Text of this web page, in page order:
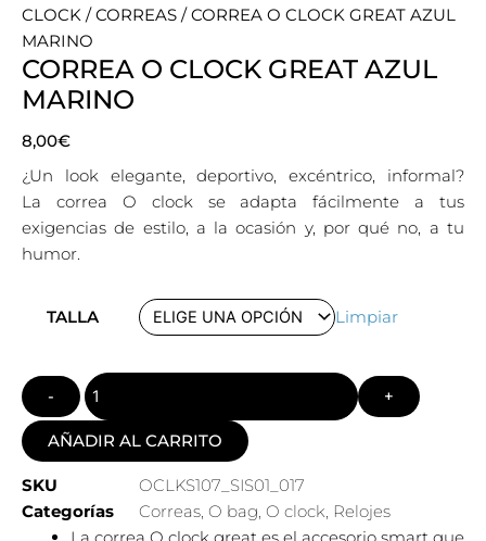
CLOCK /CORREAS / CORREA O CLOCK GREAT AZUL
MARINO
CORREA O CLOCK GREAT AZUL
MARINO
8,00€
¿Un look elegante, deportivo, excéntrico, informal?
La correa O clock se adapta fácilmente a tus
exigencias de estilo, a la ocasión y, por qué no, a tu
humor.
TALLA Limpiar
AÑADIR AL CARRITO
SKU
OCLKS107_SIS01_017
Categorías
Correas, O bag, O clock, Relojes